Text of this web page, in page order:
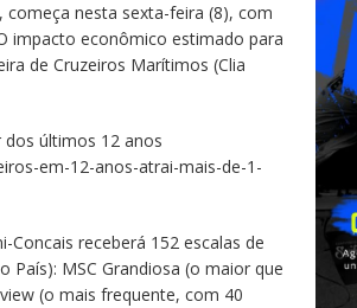
nesta sexta-feira (8), com
impacto econômico estimado para
de Cruzeiros Marítimos (Clia
últimos 12 anos
em-12-anos-atrai-mais-de-1-
Concais receberá 152 escalas de
País): MSC Grandiosa (o maior que
(o mais frequente, com 40